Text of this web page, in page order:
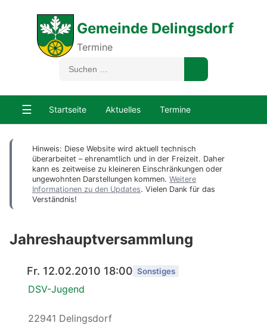
Gemeinde Delingsdorf
Termine
☰ Startseite Aktuelles Termine
Hinweis: Diese Website wird aktuell technisch
überarbeitet – ehrenamtlich und in der Freizeit. Daher
kann es zeitweise zu kleineren Einschränkungen oder
ungewohnten Darstellungen kommen. Weitere
Informationen zu den Updates. Vielen Dank für das
Verständnis!
Jahreshauptversammlung
Fr. 12.02.2010 18:00 Sonstiges
DSV-Jugend
22941 Delingsdorf